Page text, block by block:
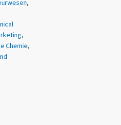
,
,
Chemie,